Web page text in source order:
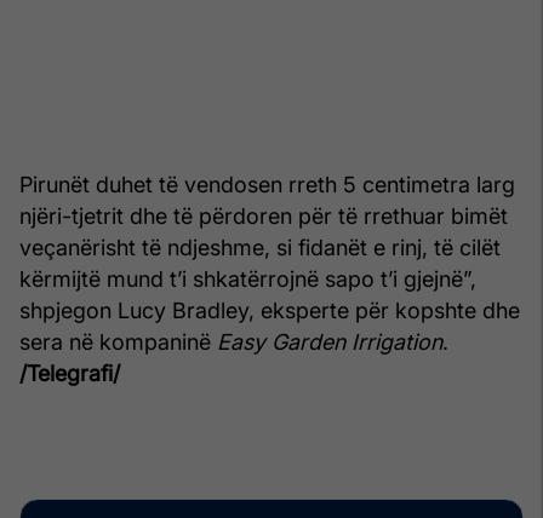
Pirunët duhet të vendosen rreth 5 centimetra larg
njëri-tjetrit dhe të përdoren për të rrethuar bimët
veçanërisht të ndjeshme, si fidanët e rinj, të cilët
kërmijtë mund t’i shkatërrojnë sapo t’i gjejnë”,
shpjegon Lucy Bradley, eksperte për kopshte dhe
sera në kompaninë Easy Garden Irrigation.
/Telegrafi/